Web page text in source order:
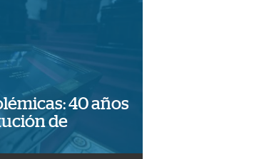
40 años
de